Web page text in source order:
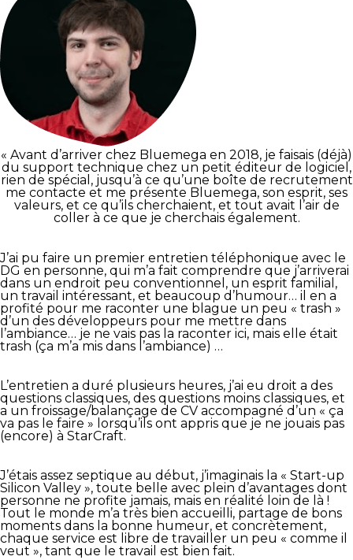
« Avant d’arriver chez Bluemega en 2018, je faisais (déjà)
du support technique chez un petit éditeur de logiciel,
rien de spécial, jusqu’à ce qu’une boîte de recrutement
me contacte et me présente Bluemega, son esprit, ses
valeurs, et ce qu’ils cherchaient, et tout avait l’air de
coller à ce que je cherchais également.
J’ai pu faire un premier entretien téléphonique avec le
DG en personne, qui m’a fait comprendre que j’arriverai
dans un endroit peu conventionnel, un esprit familial,
un travail intéressant, et beaucoup d’humour… il en a
profité pour me raconter une blague un peu « trash »
d’un des développeurs pour me mettre dans
l’ambiance… je ne vais pas la raconter ici, mais elle était
trash (ça m’a mis dans l’ambiance) …
L’entretien a duré plusieurs heures, j’ai eu droit a des
questions classiques, des questions moins classiques, et
a un froissage/balançage de CV accompagné d’un « ça
va pas le faire » lorsqu’ils ont appris que je ne jouais pas
(encore) à StarCraft.
J’étais assez septique au début, j’imaginais la « Start-up
Silicon Valley », toute belle avec plein d’avantages dont
personne ne profite jamais, mais en réalité loin de là !
Tout le monde m’a très bien accueilli, partage de bons
moments dans la bonne humeur, et concrètement,
chaque service est libre de travailler un peu « comme il
veut », tant que le travail est bien fait.